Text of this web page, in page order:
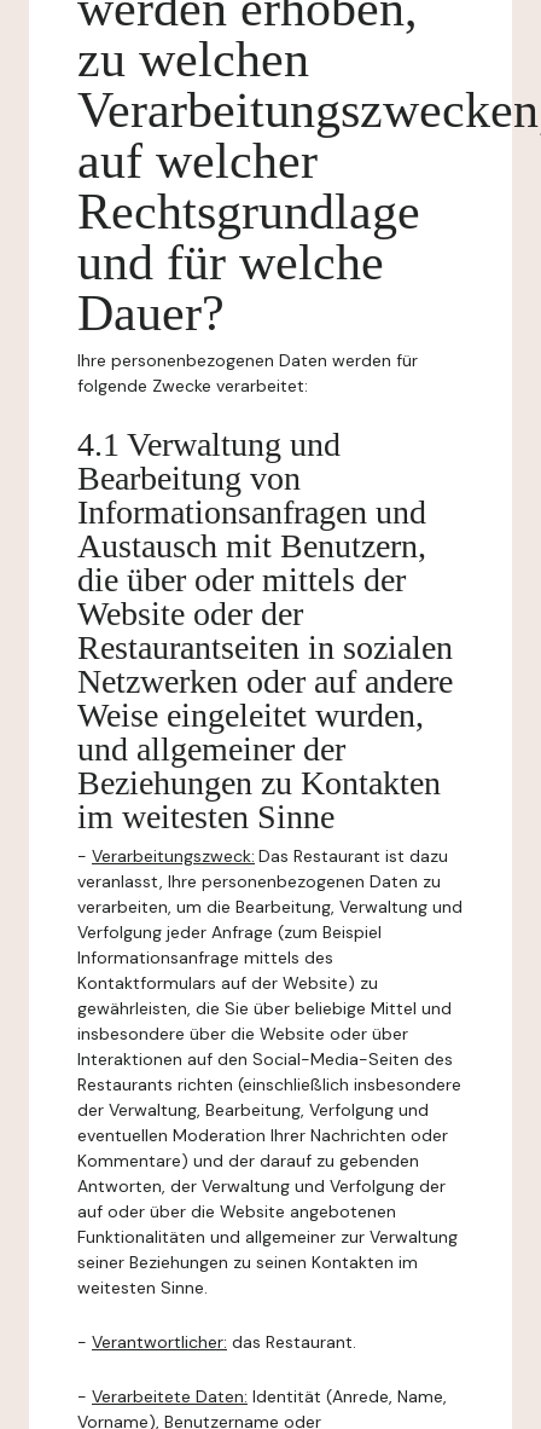
zu welchen
auf welcher
Rechtsgrundlage
und für welche
Dauer?
Ihre personenbezogenen Daten werden für
folgende Zwecke verarbeitet:
4.1 Verwaltung und
Bearbeitung von
Informationsanfragen und
Austausch mit Benutzern,
die über oder mittels der
Website oder der
Restaurantseiten in sozialen
Netzwerken oder auf andere
Weise eingeleitet wurden,
und allgemeiner der
Beziehungen zu Kontakten
im weitesten Sinne
- Verarbeitungszweck: Das Restaurant ist dazu
veranlasst, Ihre personenbezogenen Daten zu
verarbeiten, um die Bearbeitung, Verwaltung und
Verfolgung jeder Anfrage (zum Beispiel
Informationsanfrage mittels des
Kontaktformulars auf der Website) zu
gewährleisten, die Sie über beliebige Mittel und
insbesondere über die Website oder über
Interaktionen auf den Social-Media-Seiten des
Restaurants richten (einschließlich insbesondere
der Verwaltung, Bearbeitung, Verfolgung und
eventuellen Moderation Ihrer Nachrichten oder
Kommentare) und der darauf zu gebenden
Antworten, der Verwaltung und Verfolgung der
auf oder über die Website angebotenen
Funktionalitäten und allgemeiner zur Verwaltung
seiner Beziehungen zu seinen Kontakten im
weitesten Sinne.
- Verantwortlicher: das Restaurant.
- Verarbeitete Daten: Identität (Anrede, Name,
Vorname), Benutzername oder